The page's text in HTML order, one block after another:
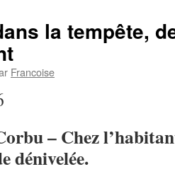
la tempête,
Francoise
– Chez
dénivelée.